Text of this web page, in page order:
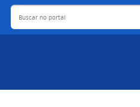
Buscar no portal